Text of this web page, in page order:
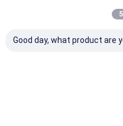
Good day, what product are